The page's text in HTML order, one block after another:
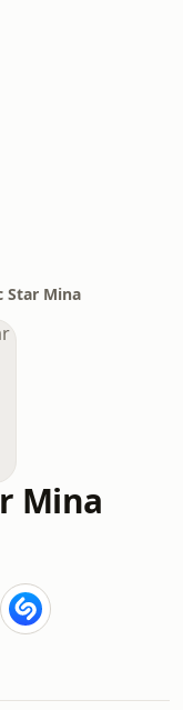
Star Mina
Mina